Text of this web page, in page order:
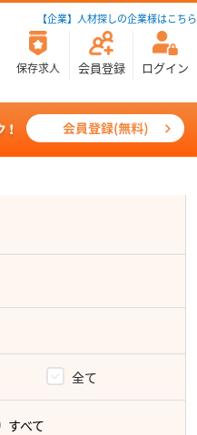
【企業】人材探しの企業様はこちら
保存求人 会員登録 ログイン
全て
すべて